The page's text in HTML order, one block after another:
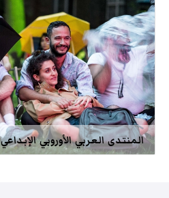
المنتدى العربي الأوروبي الإبداعي